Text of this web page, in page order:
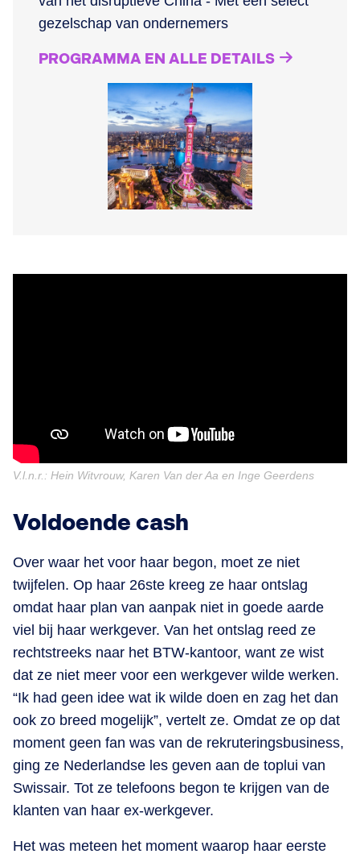
gezelschap van ondernemers
PROGRAMMA EN ALLE DETAILS
V.l.n.r.: Hein Witvrouw, Karen Van der Aa en Inge Geerdens
Voldoende cash
Over waar het voor haar begon, moet ze niet
twijfelen. Op haar 26ste kreeg ze haar ontslag
omdat haar plan van aanpak niet in goede aarde
viel bij haar werkgever. Van het ontslag reed ze
rechtstreeks naar het BTW-kantoor, want ze wist
dat ze niet meer voor een werkgever wilde werken.
“Ik had geen idee wat ik wilde doen en zag het dan
ook zo breed mogelijk”, vertelt ze. Omdat ze op dat
moment geen fan was van de rekruteringsbusiness,
ging ze Nederlandse les geven aan de toplui van
Swissair. Tot ze telefoons begon te krijgen van de
klanten van haar ex-werkgever.
Het was meteen het moment waarop haar eerste